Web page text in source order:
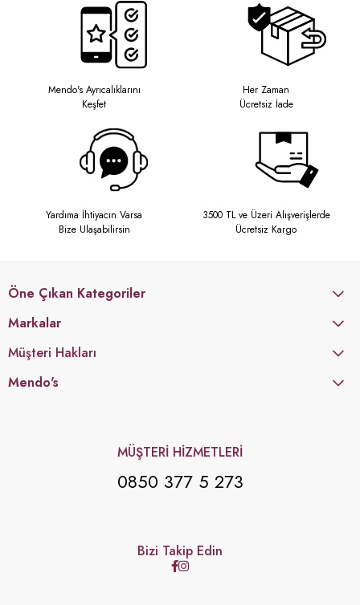
Mendo's Ayrıcalıklarını
Keşfet
Her Zaman
Ücretsiz İade
Yardıma İhtiyacın Varsa
Bize Ulaşabilirsin
3500 TL ve Üzeri Alışverişlerde
Ücretsiz Kargo
Öne Çıkan Kategoriler
Markalar
Müşteri Hakları
Mendo's
MÜŞTERİ HİZMETLERİ
0850 377 5 273
Bizi Takip Edin